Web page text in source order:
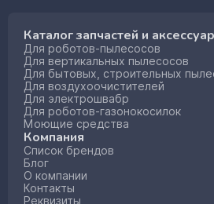
Каталог запчастей и
Для роботов-пылесосов
Для вертикальных пылесосов
Для бытовых, строительных
Для воздухоочистителей
Для электрошвабр
Для роботов-газонокосилок
Моющие средства
Компания
Список брендов
Блог
О компании
Контакты
Реквизиты